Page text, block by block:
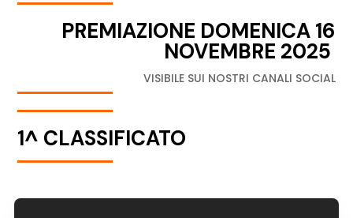
PREMIAZIONE DOMENICA 16
NOVEMBRE 2025
VISIBILE SUI NOSTRI CANALI SOCIAL
1^ CLASSIFICATO